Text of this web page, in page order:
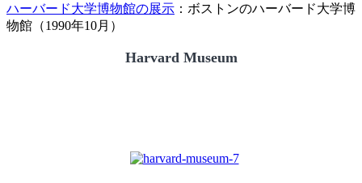
ハーバード大学博物館の展示 ：ボストンのハーバード大学博
物館（1990年10月）
Harvard Museum